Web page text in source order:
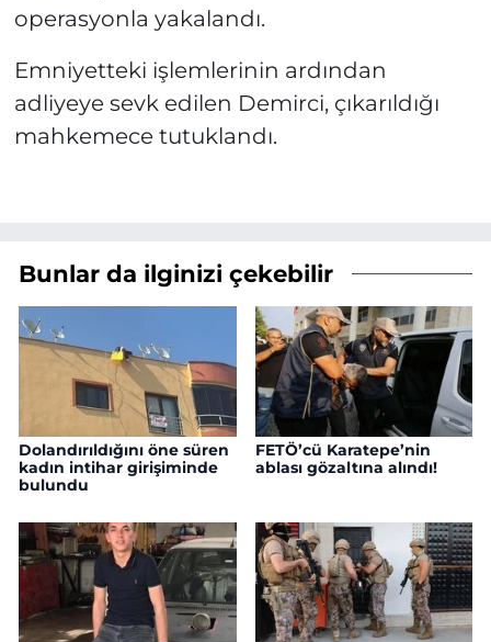
operasyonla yakalandı.
Emniyetteki işlemlerinin ardından
adliyeye sevk edilen Demirci, çıkarıldığı
mahkemece tutuklandı.
Bunlar da ilginizi çekebilir
Dolandırıldığını öne süren
kadın intihar girişiminde
bulundu
FETÖ’cü Karatepe’nin
ablası gözaltına alındı!